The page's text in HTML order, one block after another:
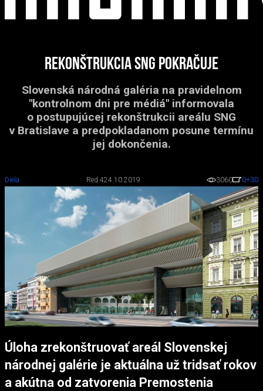
Rekonštrukcia SNG pokračuje
Slovenská národná galéria na pravidelnom
"kontrolnom dni pre médiá" informovala
o postupujúcej rekonštrukcii areálu SNG
v Bratislave a predpokladanom posune termínu
jej dokončenia.
Diela Red 424.10.2019 3060 0+30
Úloha zrekonštruovať areál Slovenskej
národnej galérie je aktuálna už tridsať rokov
a akútna od zatvorenia Premostenia